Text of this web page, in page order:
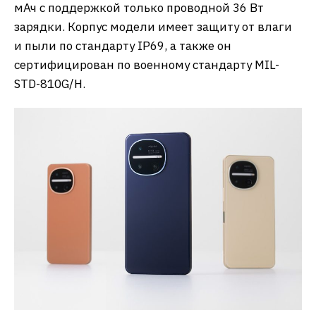
мАч с поддержкой только проводной 36 Вт
зарядки. Корпус модели имеет защиту от влаги
и пыли по стандарту IP69, а также он
сертифицирован по военному стандарту MIL-
STD-810G/H.